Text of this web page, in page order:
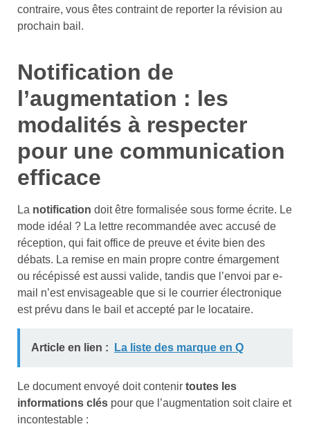
contraire, vous êtes contraint de reporter la révision au
prochain bail.
Notification de
l’augmentation : les
modalités à respecter
pour une communication
efficace
La notification doit être formalisée sous forme écrite. Le
mode idéal ? La lettre recommandée avec accusé de
réception, qui fait office de preuve et évite bien des
débats. La remise en main propre contre émargement
ou récépissé est aussi valide, tandis que l’envoi par e-
mail n’est envisageable que si le courrier électronique
est prévu dans le bail et accepté par le locataire.
Article en lien : La liste des marque en Q
Le document envoyé doit contenir toutes les
informations clés pour que l’augmentation soit claire et
incontestable :